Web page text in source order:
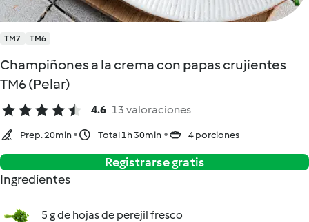
TM7 TM6
Champiñones a la crema con papas crujientes
TM6 (Pelar)
4.6 13 valoraciones
Prep. 20min Total 1h 30min 4 porciones
Registrarse gratis
Ingredientes
5 g de hojas de perejil fresco